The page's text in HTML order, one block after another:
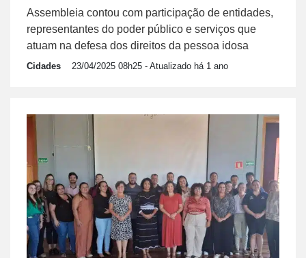
Assembleia contou com participação de entidades,
representantes do poder público e serviços que
atuam na defesa dos direitos da pessoa idosa
Cidades 23/04/2025 08h25 - Atualizado há 1 ano